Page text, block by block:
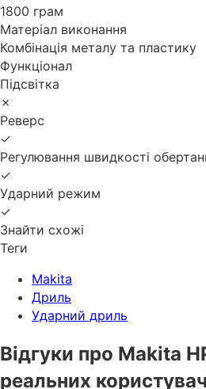
1800 грам
Матеріал виконання
Комбінація металу та пластику
Функціонал
Підсвітка
✗
Реверс
✓
Регулювання швидкості
✓
Ударний режим
✓
Знайти схожі
Теги
Makita
Дриль
Ударний дриль
Відгуки про Makita
реальних